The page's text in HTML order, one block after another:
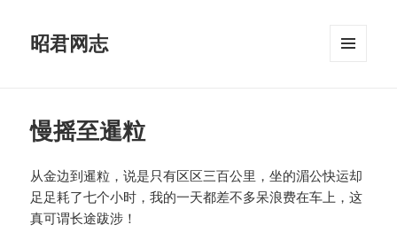
昭君网志
慢摇至暹粒
从金边到暹粒，说是只有区区三百公里，坐的湄公快运却
足足耗了七个小时，我的一天都差不多呆浪费在车上，这
真可谓长途跋涉！